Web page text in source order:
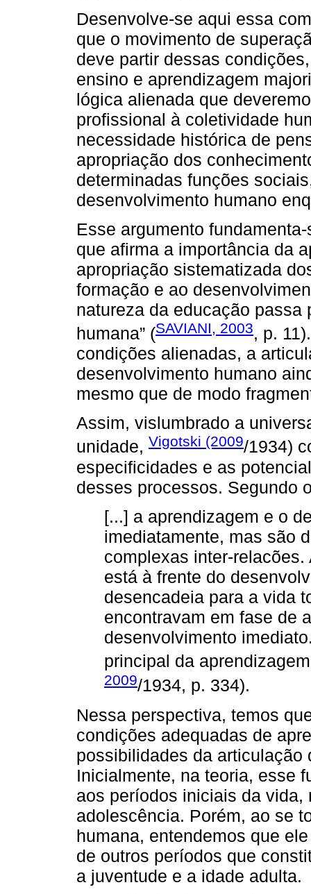
Desenvolve-se aqui essa
que o movimento de
deve partir dessas
ensino e aprendizagem
lógica alienada que
profissional à coletividade
necessidade histórica de
apropriação dos
determinadas funções
desenvolvimento humano
Esse argumento
que afirma a importância da
apropriação sistematizada
formação e ao
natureza da educação passa
humana” (SAVIANI, 2003, p.
condições alienadas, a
desenvolvimento humano
mesmo que de modo
Assim, vislumbrado a
unidade, Vigotski (2009/1934)
especificidades e as
desses processos. Segundo
[...] a aprendizagem e o
imediatamente, mas são
complexas inter-
está à frente do
desencadeia para a vida
encontravam em fase de
desenvolvimento
principal da
2009/1934, p. 334).
Nessa perspectiva, temos
condições adequadas de
possibilidades da
Inicialmente, na teoria, esse
aos períodos iniciais da vida,
adolescência. Porém, ao se
humana, entendemos que
de outros períodos que
a juventude e a idade adulta.